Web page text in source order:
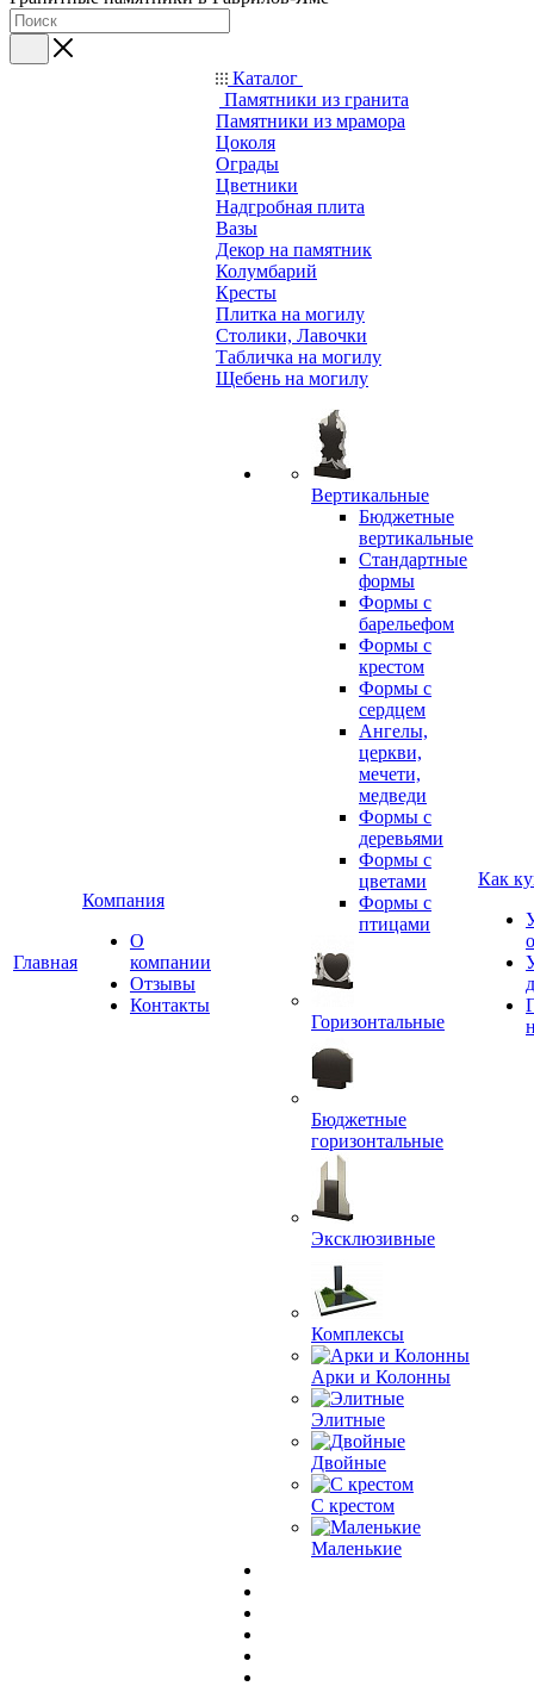
Главная
Компания
О
компании
Отзывы
Контакты
Каталог
Памятники из гранита
Памятники из мрамора
Цоколя
Ограды
Цветники
Надгробная плита
Вазы
Декор на памятник
Колумбарий
Кресты
Плитка на могилу
Столики, Лавочки
Табличка на могилу
Щебень на могилу
Вертикальные
Бюджетные
вертикальные
Стандартные
формы
Формы с
барельефом
Формы с
крестом
Формы с
сердцем
Ангелы,
церкви,
мечети,
медведи
Формы с
деревьями
Формы с
цветами
Формы с
птицами
Горизонтальные
Бюджетные
горизонтальные
Эксклюзивные
Комплексы
Арки и Колонны
Элитные
Двойные
С крестом
Маленькие
Как